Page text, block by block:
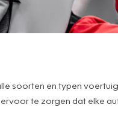
soorten en typen
te zorgen dat elke